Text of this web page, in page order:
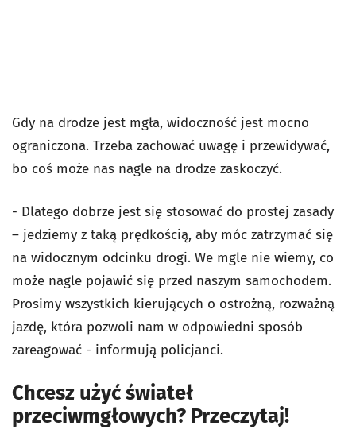
Gdy na drodze jest mgła, widoczność jest mocno
ograniczona. Trzeba zachować uwagę i przewidywać,
bo coś może nas nagle na drodze zaskoczyć.
- Dlatego dobrze jest się stosować do prostej zasady
– jedziemy z taką prędkością, aby móc zatrzymać się
na widocznym odcinku drogi. We mgle nie wiemy, co
może nagle pojawić się przed naszym samochodem.
Prosimy wszystkich kierujących o ostrożną, rozważną
jazdę, która pozwoli nam w odpowiedni sposób
zareagować - informują policjanci.
Chcesz użyć świateł
przeciwmgłowych? Przeczytaj!